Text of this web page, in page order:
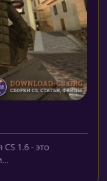
1.6 - это